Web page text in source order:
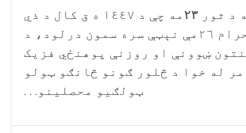
د ثور ۲۳
مه چې د ١٤٤٧ ه ق کال د ذي
القعده الحرام ٢٦مې نېټې سره سمون درلود، د
ښوونې او روزنې پوهنځي فزیک
له خوا د څلور ګونو څانګو ټولو
ټولګیو محصلینو. . .